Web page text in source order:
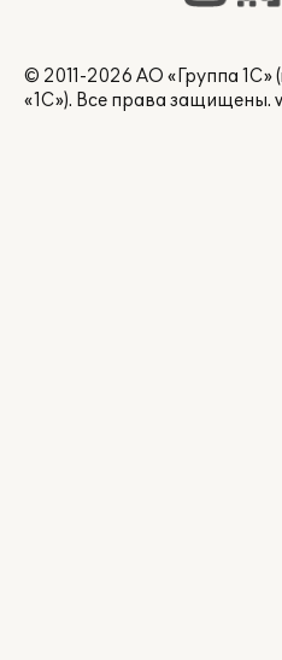
© 2011-2026 АО «Группа
«1С»). Все права защищены.